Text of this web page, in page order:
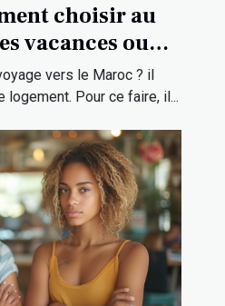
choisir au
vacances ou
?
vers le Maroc ? il
Pour ce faire, il...